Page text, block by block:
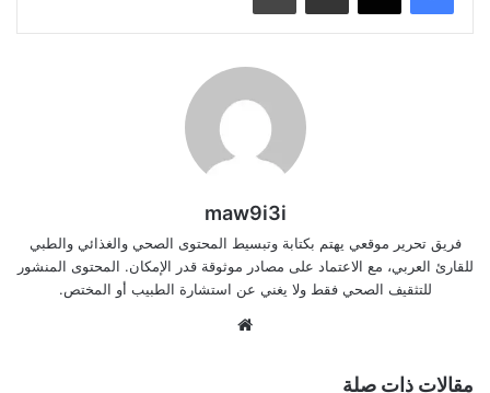
maw9i3i
فريق تحرير موقعي يهتم بكتابة وتبسيط المحتوى الصحي والغذائي والطبي
للقارئ العربي، مع الاعتماد على مصادر موثوقة قدر الإمكان. المحتوى المنشور
للتثقيف الصحي فقط ولا يغني عن استشارة الطبيب أو المختص.
مقالات ذات صلة